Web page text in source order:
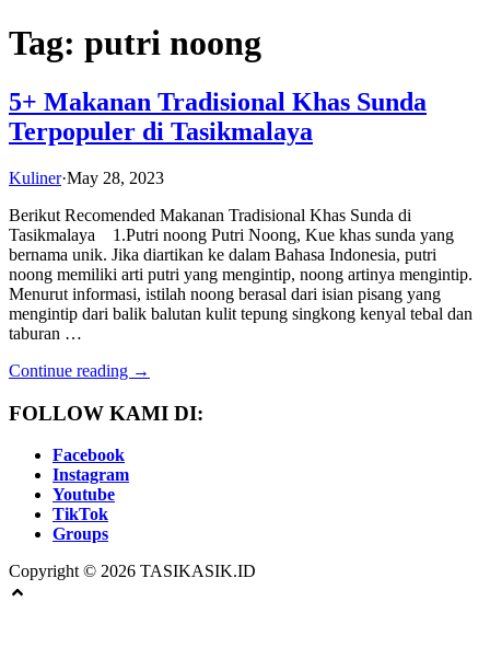
Tag: putri noong
5+ Makanan Tradisional Khas Sunda
Terpopuler di Tasikmalaya
Kuliner·May 28, 2023
Berikut Recomended Makanan Tradisional Khas Sunda di
Tasikmalaya 1.Putri noong Putri Noong, Kue khas sunda yang
bernama unik. Jika diartikan ke dalam Bahasa Indonesia, putri
noong memiliki arti putri yang mengintip, noong artinya mengintip.
Menurut informasi, istilah noong berasal dari isian pisang yang
mengintip dari balik balutan kulit tepung singkong kenyal tebal dan
taburan …
Continue reading →
FOLLOW KAMI DI:
Facebook
Instagram
Youtube
TikTok
Groups
Copyright © 2026 TASIKASIK.ID